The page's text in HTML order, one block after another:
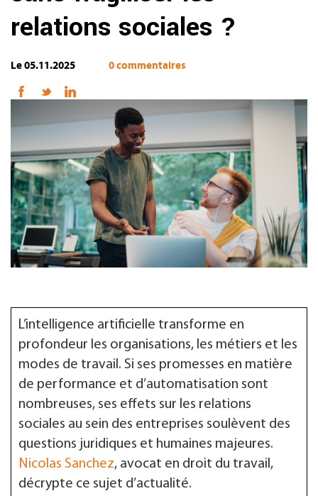
relations sociales ?
Le 05.11.2025 0 commentaires
L’intelligence artificielle transforme en
profondeur les organisations, les métiers et les
modes de travail. Si ses promesses en matière
de performance et d’automatisation sont
nombreuses, ses effets sur les relations
sociales au sein des entreprises soulèvent des
questions juridiques et humaines majeures.
Nicolas Sanchez, avocat en droit du travail,
décrypte ce sujet d’actualité.